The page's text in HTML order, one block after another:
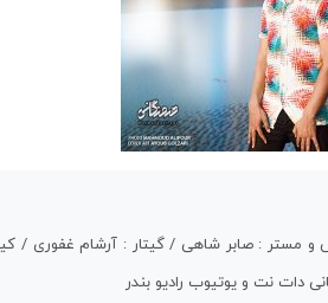
و مستر : صابر شاهی / گیتار : آرشام غفوری /
دات نت و یوتیوب رادیو بندر